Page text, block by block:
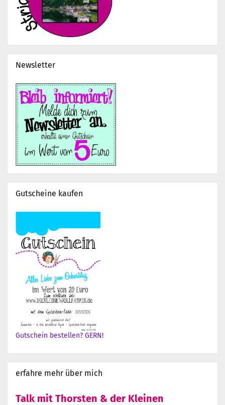
Newsletter
Gutscheine kaufen
Gutschein bestellen? GERN!
erfahre mehr über mich
Talk mit Thorsten & der Kleinen